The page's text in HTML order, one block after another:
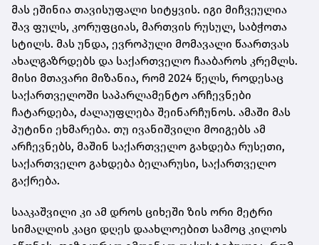
მას ეშინია თავისუფალი სიტყვის. იგი მიჩვეულია
შავ ფულს, კორუფციას, მართვის რუსულ, საბჭოთა
სტილს. მას უნდა, ევროპული მომავალი წაართვას
ახალგაზრდებს და საქართველო ჩააბაროს კრემლს.
მისი მთავარი მიზანია, რომ 2024 წელს, როდესაც
საქართველოში საპარლამენტო არჩევნები
ჩატარდება, ძალაუფლება შეინარჩუნოს. ამაში მას
პუტინი ეხმარება. თუ ივანიშვილი მოიგებს ამ
არჩევნებს, მაშინ საქართველო გახდება რუსეთი,
საქართველო გახდება ბელარუსი, საქართველო
გაქრება.
სააკაშვილი კი ამ დროს ციხეში ზის ორი მეტრი
სიმაღლის კაცი დღეს დაახლოებით სამოც კილოს